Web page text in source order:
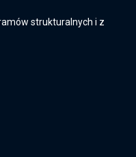
strukturalnych i z